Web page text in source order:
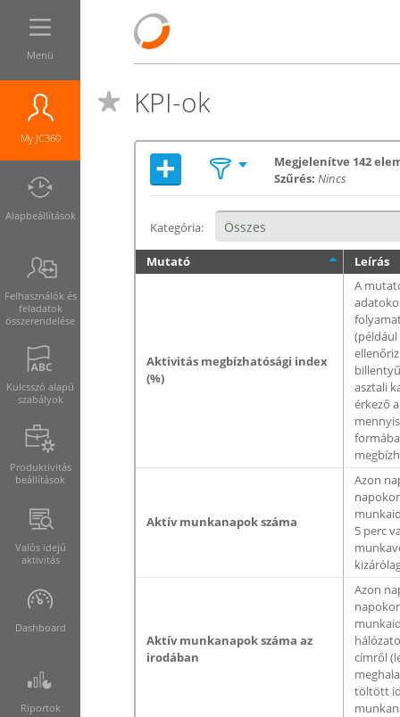
Menü
My JC360
Alapbeállítások
Felhasználók és
feladatok
összerendelése
Kulcsszó alapú
szabályok
Produktivitás
beállítások
Valós idejű
aktivitás
Dashboard
Riportok
KPI-ok
+
Megjelenítve 142
Szűrés: Nincs
Kategória:
Mutató Leírás
Aktivitás megbízhatósági index
(%)
A
asztali
érkező
Aktív munkanapok száma
Azon
5 perc
Aktív munkanapok száma az
irodában
Azon
címről
töltött